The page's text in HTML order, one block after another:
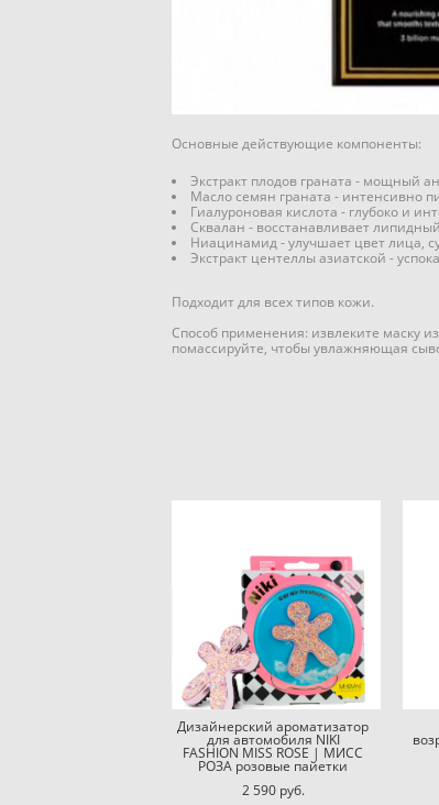
Основные действующие компоненты:
Экстракт плодов граната - мощный
Масло семян граната - интенсивно
Гиалуроновая кислота - глубоко и
Сквалан - восстанавливает
Ниацинамид - улучшает цвет лица,
Экстракт центеллы азиатской -
Подходит для всех типов кожи.
Способ применения: извлеките маску
помассируйте, чтобы увлажняющая
Дизайнерский ароматизатор
для автомобиля NIKI
FASHION MISS ROSE | МИСС
РОЗА розовые пайетки
2 590 pуб.